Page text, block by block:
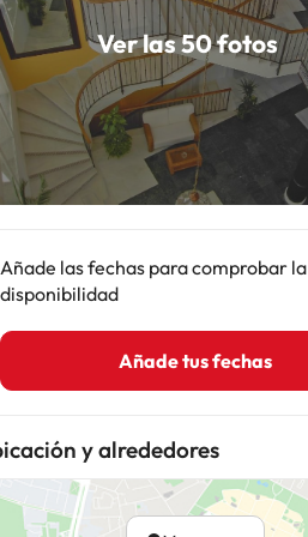
Ver las 50 fotos
Añade las fechas para comprobar la
disponibilidad
Añade tus fechas
y alrededores